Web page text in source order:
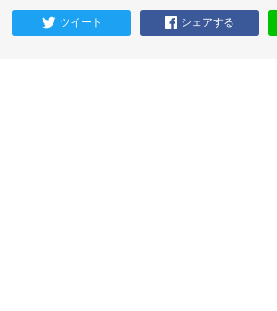
ツイート シェアする